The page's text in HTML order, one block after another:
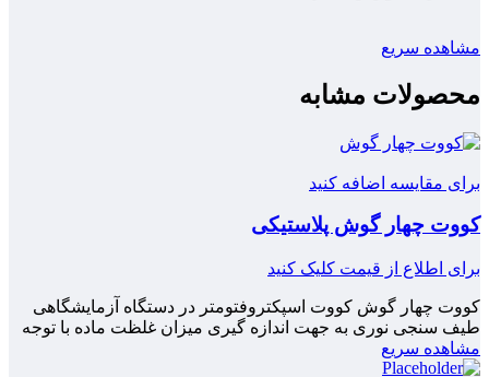
مشاهده سریع
محصولات مشابه
برای مقایسه اضافه کنید
کووت چهار گوش پلاستیکی
برای اطلاع از قیمت کلیک کنید
کووت چهار گوش کووت اسپکتروفتومتر در دستگاه آزمایشگاهی
طیف سنجی نوری به جهت اندازه گیری میزان غلظت ماده با توجه
مشاهده سریع